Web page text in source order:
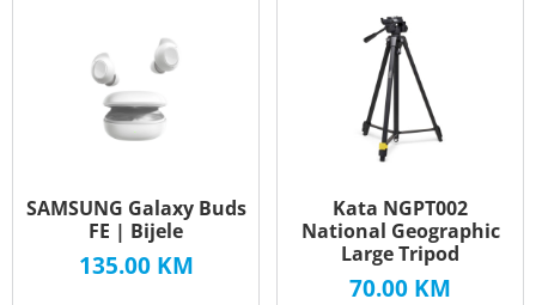
SAMSUNG Galaxy Buds
FE | Bijele
135.00 KM
Kata NGPT002
National Geographic
Large Tripod
70.00 KM